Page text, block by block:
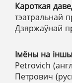
Кароткая
тэатральнай
Дзяржаўнай
Імёны на
Petrovich
Петрович